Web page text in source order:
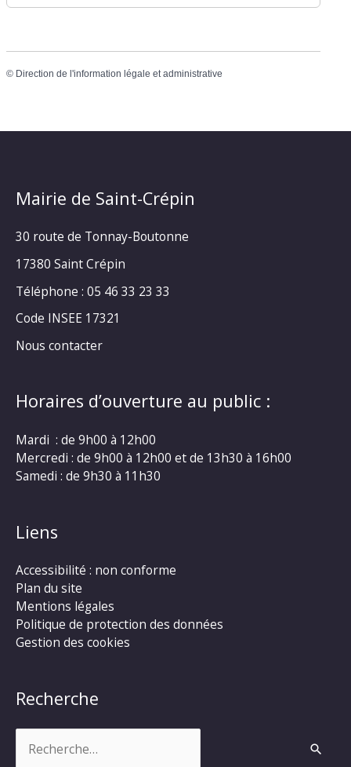
© Direction de l'information légale et administrative
Mairie de Saint-Crépin
30 route de Tonnay-Boutonne
17380 Saint Crépin
Téléphone : 05 46 33 23 33
Code INSEE 17321
Nous contacter
Horaires d’ouverture au public :
Mardi : de 9h00 à 12h00
Mercredi : de 9h00 à 12h00 et de 13h30 à 16h00
Samedi : de 9h30 à 11h30
Liens
Accessibilité : non conforme
Plan du site
Mentions légales
Politique de protection des données
Gestion des cookies
Recherche